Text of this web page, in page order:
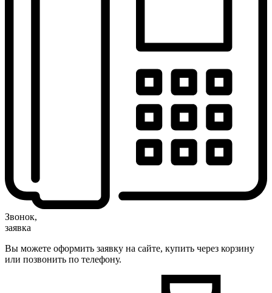
Звонок,
заявка
Вы можете оформить заявку на сайте, купить через корзину
или позвонить по телефону.